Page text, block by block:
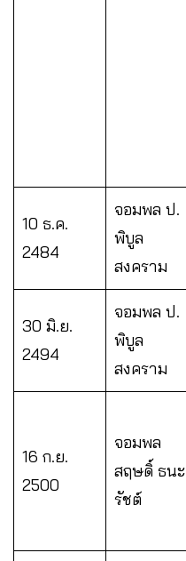
10 ธ.ค.
2484
จอมพล ป.
พิบูล
สงคราม
30 มิ.ย.
2494
จอมพล ป.
พิบูล
สงคราม
16 ก.ย.
2500
จอมพล
สฤษดิ์ ธนะ
รัชต์